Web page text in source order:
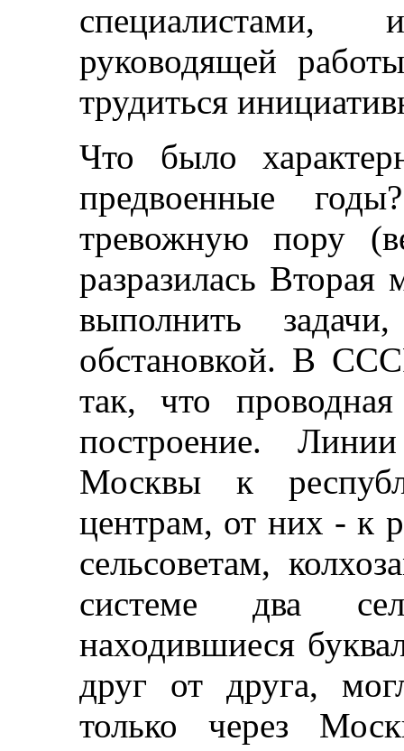
руководящей
трудиться
Что было
предвоенные
тревожную пору
разразилась Вторая
выполнить
обстановкой. В
так, что
построение.
Москвы к
центрам, от них - к
сельсоветам,
системе два
находившиеся
друг от друга,
только через